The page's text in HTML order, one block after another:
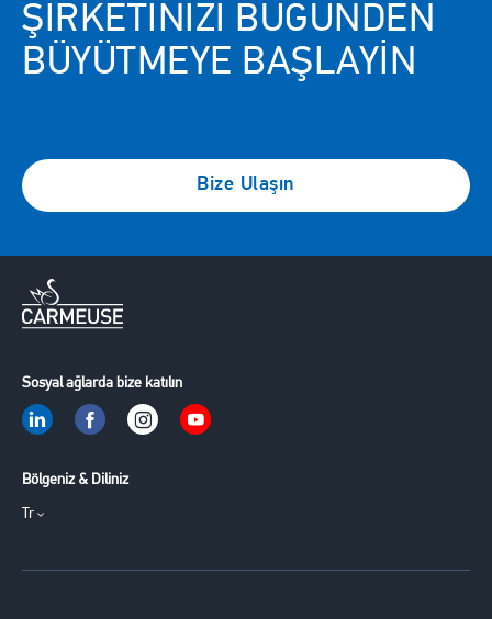
ŞIRKETINIZI BUGÜNDEN
BÜYÜTMEYE BAŞLAYIN
Bize Ulaşın
Sosyal ağlarda bize katılın
Bölgeniz & Diliniz
Tr